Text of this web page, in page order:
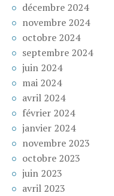
décembre 2024
novembre 2024
octobre 2024
septembre 2024
juin 2024
mai 2024
avril 2024
février 2024
janvier 2024
novembre 2023
octobre 2023
juin 2023
avril 2023